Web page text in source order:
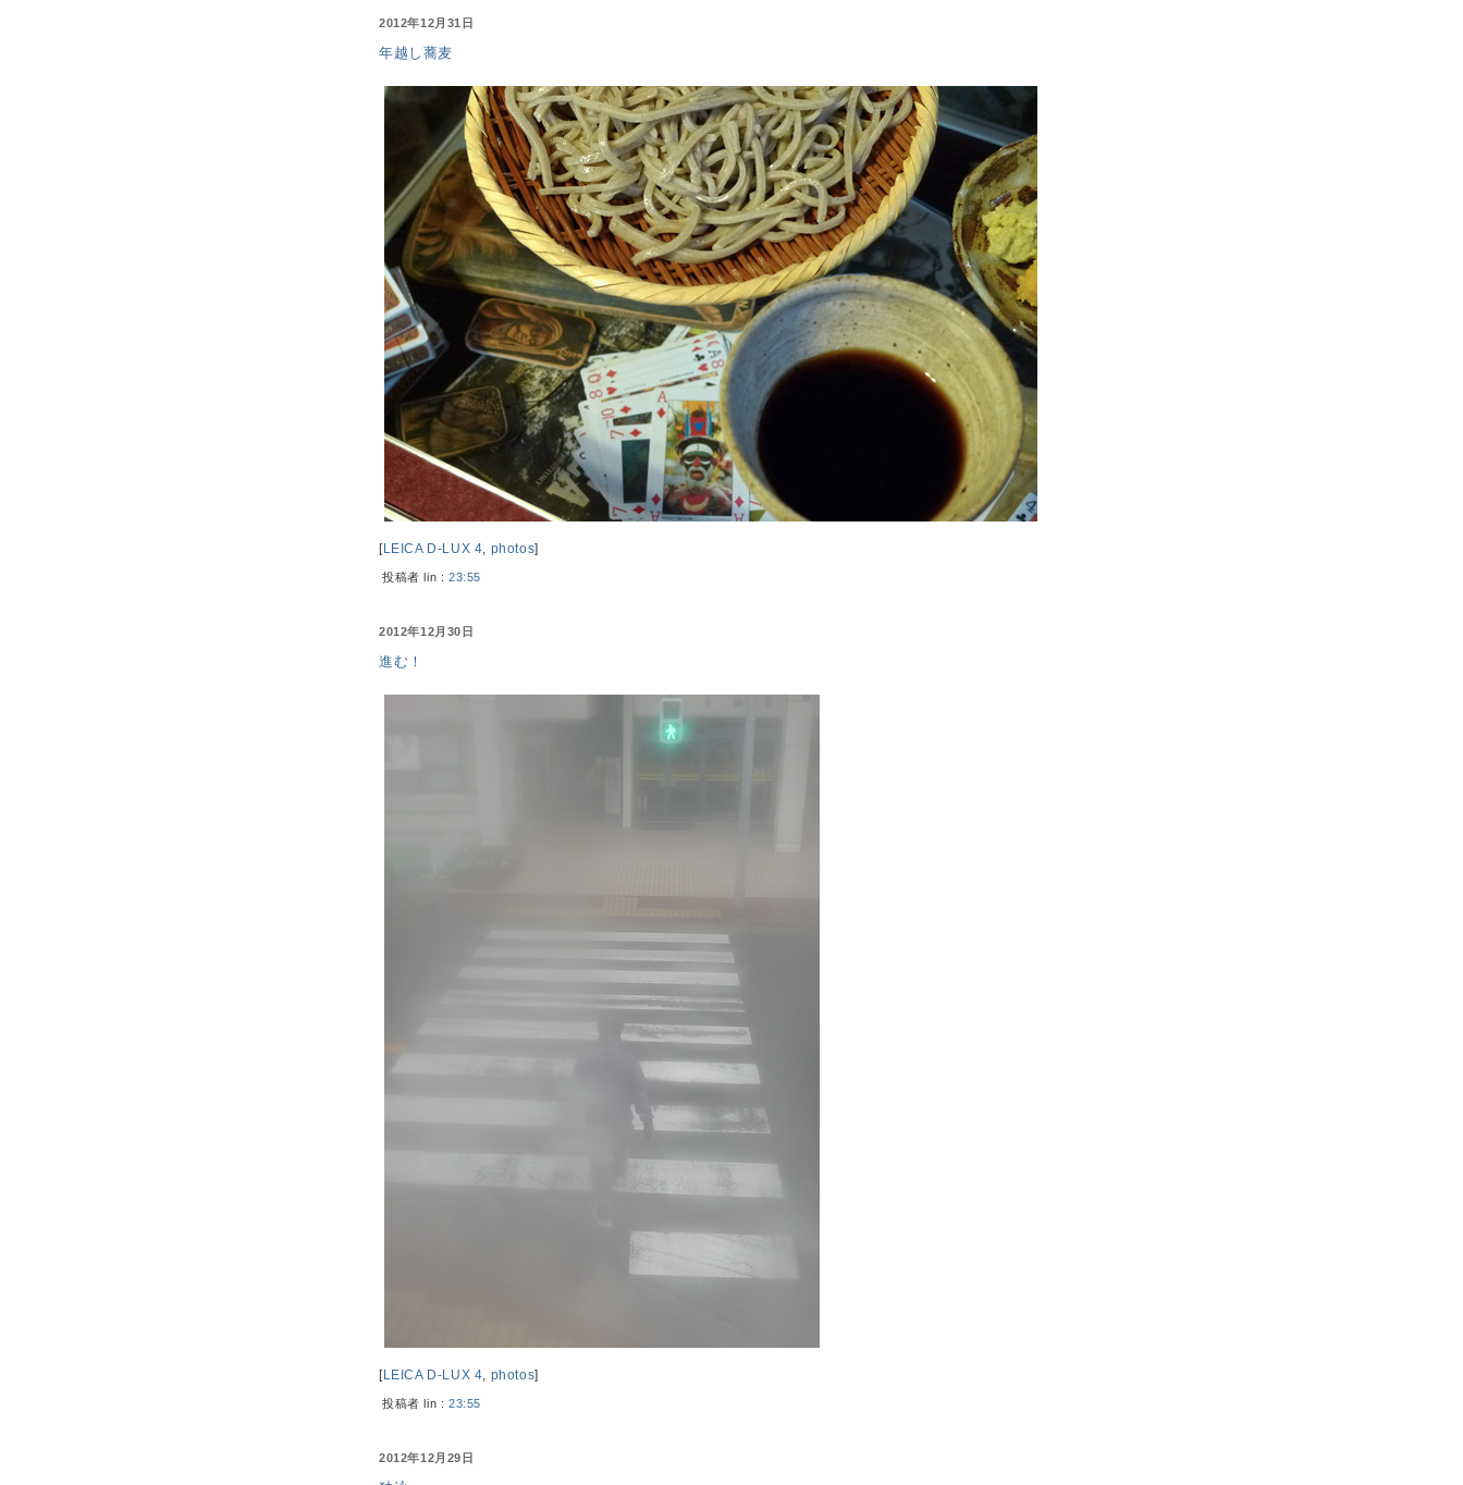
2012年12月31日
年越し蕎麦
[LEICA D-LUX 4, photos]
投稿者 lin : 23:55
2012年12月30日
進む！
[LEICA D-LUX 4, photos]
投稿者 lin : 23:55
2012年12月29日